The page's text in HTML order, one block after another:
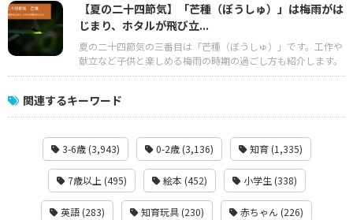
【夏の二十四節気】「芒種（ぼうしゅ）」は梅雨がは
じまり、ホタルが飛び立...
夏の二十四節気の三番目は「芒種（ぼうしゅ）」です。工作や
献立など子供と楽しめる梅雨の時期の過ごし方も紹介します。
関連するキーワード
3-6歳 (3,943) 0-2歳 (3,136) 知育 (1,335)
7歳以上 (495) 絵本 (452) 小学生 (338)
英語 (283) 知育玩具 (230) 赤ちゃん (226)